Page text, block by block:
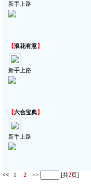
新手上路
【浪花有意】
新手上路
【六合宝典】
新手上路
<< 1 2 >> [共2页]